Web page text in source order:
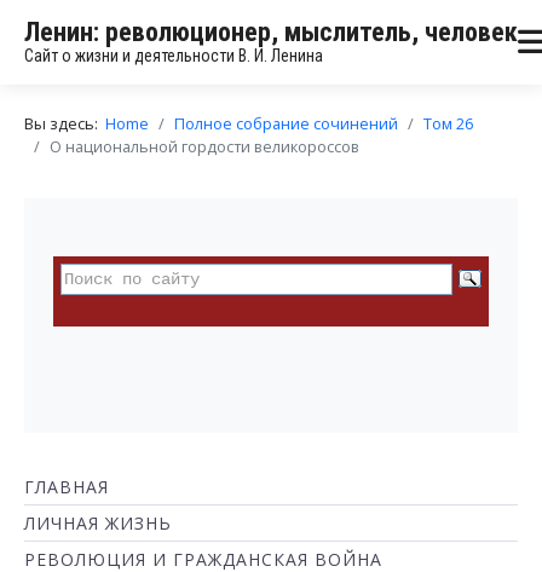
Ленин: революционер, мыслитель, человек
Сайт о жизни и деятельности В. И. Ленина
Вы здесь: Home Полное собрание сочинений
Том 26
О национальной гордости великороссов
ГЛАВНАЯ
ЛИЧНАЯ ЖИЗНЬ
РЕВОЛЮЦИЯ И ГРАЖДАНСКАЯ ВОЙНА